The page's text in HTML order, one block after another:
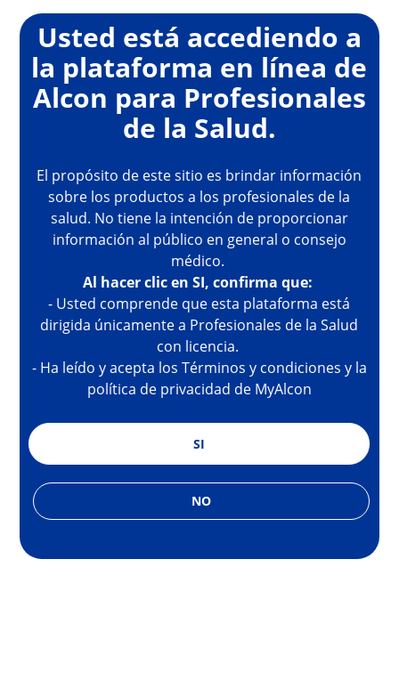
Usted está accediendo a
la plataforma en línea de
Alcon para Profesionales
de la Salud.
El propósito de este sitio es brindar información
sobre los productos a los profesionales de la
salud. No tiene la intención de proporcionar
información al público en general o consejo
médico.
Al hacer clic en SI, confirma que:
- Usted comprende que esta plataforma está
dirigida únicamente a Profesionales de la Salud
con licencia.
- Ha leído y acepta los Términos y condiciones y la
política de privacidad de MyAlcon
SI
NO